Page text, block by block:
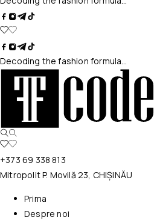
Decoding the fashion formula…
+373 69 338 813
Mitropolit P. Movilă 23, CHIȘINĂU
Prima
Despre noi